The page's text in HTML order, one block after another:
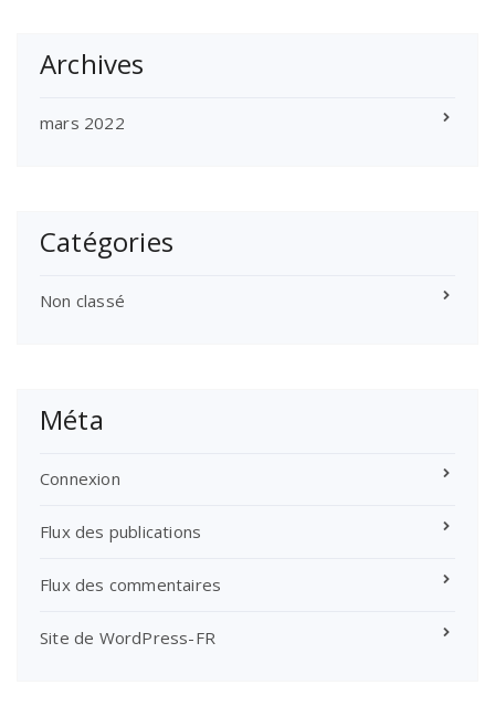
Archives
mars 2022
Catégories
Non classé
Méta
Connexion
Flux des publications
Flux des commentaires
Site de WordPress-FR